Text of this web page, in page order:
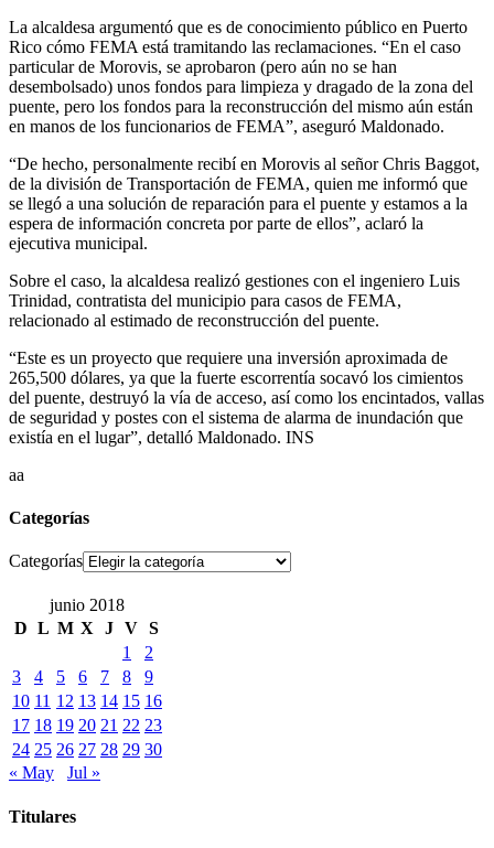
La alcaldesa argumentó que es de conocimiento público en Puerto
Rico cómo FEMA está tramitando las reclamaciones. “En el caso
particular de Morovis, se aprobaron (pero aún no se han
desembolsado) unos fondos para limpieza y dragado de la zona del
puente, pero los fondos para la reconstrucción del mismo aún están
en manos de los funcionarios de FEMA”, aseguró Maldonado.
“De hecho, personalmente recibí en Morovis al señor Chris Baggot,
de la división de Transportación de FEMA, quien me informó que
se llegó a una solución de reparación para el puente y estamos a la
espera de información concreta por parte de ellos”, aclaró la
ejecutiva municipal.
Sobre el caso, la alcaldesa realizó gestiones con el ingeniero Luis
Trinidad, contratista del municipio para casos de FEMA,
relacionado al estimado de reconstrucción del puente.
“Este es un proyecto que requiere una inversión aproximada de
265,500 dólares, ya que la fuerte escorrentía socavó los cimientos
del puente, destruyó la vía de acceso, así como los encintados, vallas
de seguridad y postes con el sistema de alarma de inundación que
existía en el lugar”, detalló Maldonado. INS
aa
Categorías
Categorías
junio 2018
D L M X J V S
1
2
3
4 5 6 7 8
9
10 11 12 13 14 15 16
17 18 19 20 21 22 23
24 25 26 27 28 29 30
« May
Jul »
Titulares